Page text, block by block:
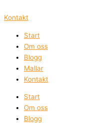
Kontakt
Start
Om oss
Blogg
Mallar
Kontakt
Start
Om oss
Blogg